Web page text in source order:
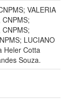
VALERIA
CNPMS;
CNPMS;
LUCIANO
Heler Cotta
Souza.